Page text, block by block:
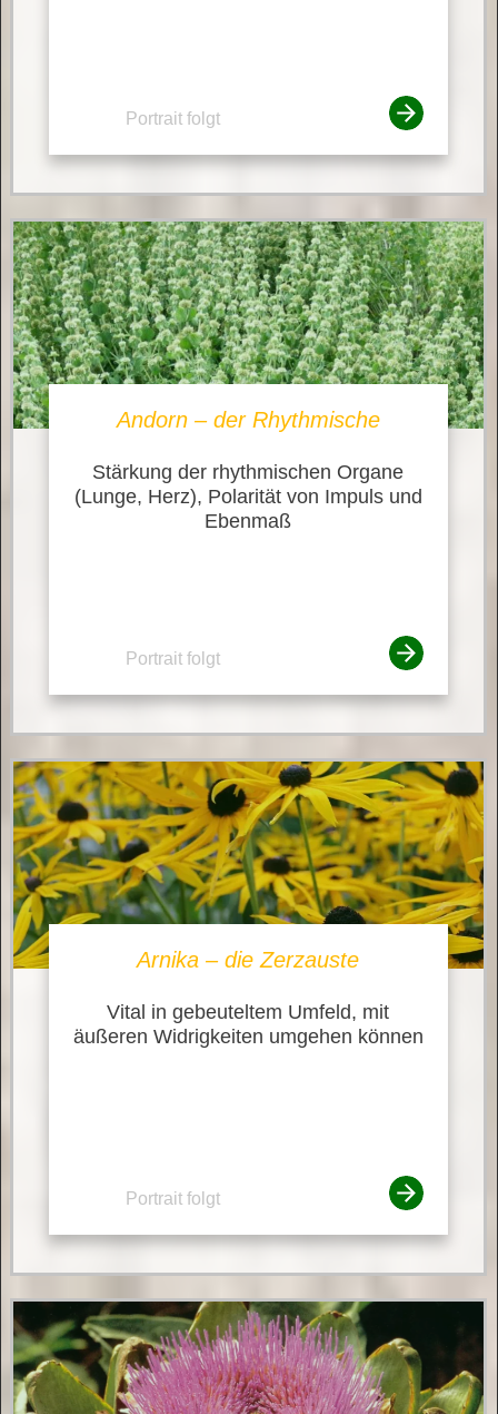
Portrait folgt
Andorn – der Rhythmische
Stärkung der rhythmischen Organe
(Lunge, Herz), Polarität von Impuls und
Ebenmaß
Portrait folgt
Arnika – die Zerzauste
Vital in gebeuteltem Umfeld, mit
äußeren Widrigkeiten umgehen können
Portrait folgt